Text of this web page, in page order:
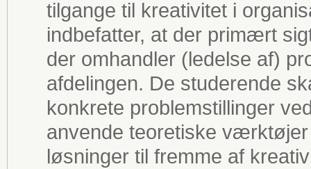
tilgange til kreativitet i
indbefatter, at der primært
der omhandler (ledelse af)
afdelingen. De studerende
konkrete problemstillinger
anvende teoretiske
løsninger til fremme af